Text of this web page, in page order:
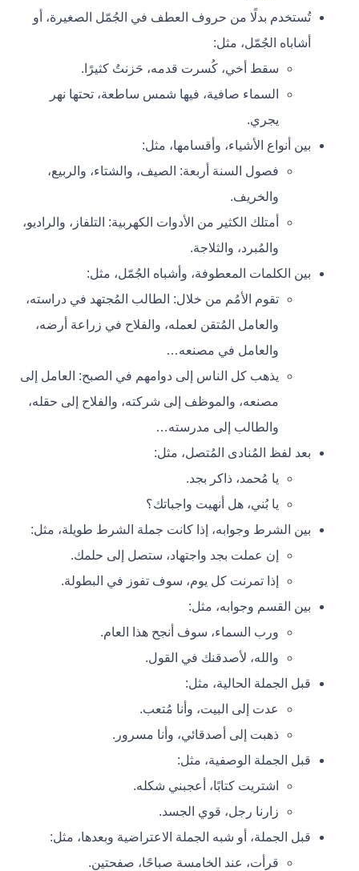
تُستخدم بدلًا من حروف العطف في الجُمّل الصغيرة، أو
أشاباه الجُمّل، مثل:
سقط أخي، كُسرت قدمه، حَزنتُ كثيرًا.
السماء صافية، فيها شمس ساطعة، تحتها نهر
يجري.
بين أنواع الأشياء، وأقسامها، مثل:
فصول السنة أربعة: الصيف، والشتاء، والربيع،
والخريف.
أمتلك الكثير من الأدوات الكهربية: التلفاز، والراديو،
والمُبرد، والثلاجة.
بين الكلمات المعطوفة، وأشباه الجُمّل، مثل:
تقوم الأمُم من خلال: الطالب المُجتهد في دراسته،
والعامل المُتقن لعمله، والفلاح في زراعة أرضه،
والعامل في مصنعه…
يذهب كل الناس إلى دوامهم في الصبح: العامل إلى
مصنعه، والموظف إلى شركته، والفلاح إلى حقله،
والطالب إلى مدرسته…
بعد لفظ المُنادى المُتصل، مثل:
يا مُحمد، ذاكر بجد.
يا بُني، هل أنهيت واجباتك؟
بين الشرط وجوابه، إذا كانت جملة الشرط طويلة، مثل:
إن عملت بجد واجتهاد، ستصل إلى حلمك.
إذا تمرنت كل يوم، سوف تفوز في البطولة.
بين القسم وجوابه، مثل:
ورب السماء، سوف أنجح هذا العام.
والله، لأصدقنك في القول.
قبل الجملة الحالية، مثل:
عدت إلى البيت، وأنا مُتعب.
ذهبت إلى أصدقائي، وأنا مسرور.
قبل الجملة الوصفية، مثل:
اشتريت كتابًا، أعجبني شكله.
زارنا رجل، قوي الجسد.
قبل الجملة، أو شبه الجملة الاعتراضية وبعدها، مثل:
قرأت، عند الخامسة صباحًا، صفحتين.